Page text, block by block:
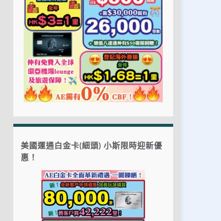
美國運通白金卡(細頭) 小斯限時迎新優
惠！